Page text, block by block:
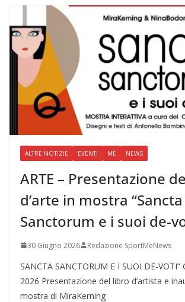
ALTRE NOTIZIE EVENTI ME NEWS
ARTE – Presentazione
d’arte in mostra “Sancta
Sanctorum e i suoi de-
30 Giugno 2026 Redazione SportMeNews
SANCTA SANCTORUM E I SUOI DE-
2026 Presentazione del libro d’artista e
mostra di MiraKerning